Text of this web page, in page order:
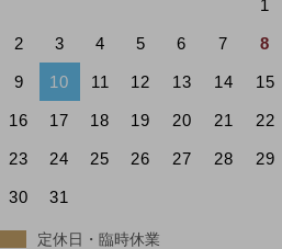
1
2 3 4 5 6 7 8
9 10 11 12 13 14 15
16 17 18 19 20 21 22
23 24 25 26 27 28 29
30 31
定休日・臨時休業